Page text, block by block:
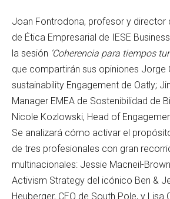
Joan Fontrodona, profesor y director
de Ética Empresarial de IESE
la sesión ‘Coherencia para tiempos
que compartirán sus opiniones Jorge
sustainability Engagement de Oatly;
Manager EMEA de Sostenibilidad de
Nicole Kozlowski, Head of
Se analizará cómo activar el
de tres profesionales con gran
multinacionales: Jessie Macneil-
Activism Strategy del icónico Ben &
Heuberger, CEO de South Pole, y Lisa